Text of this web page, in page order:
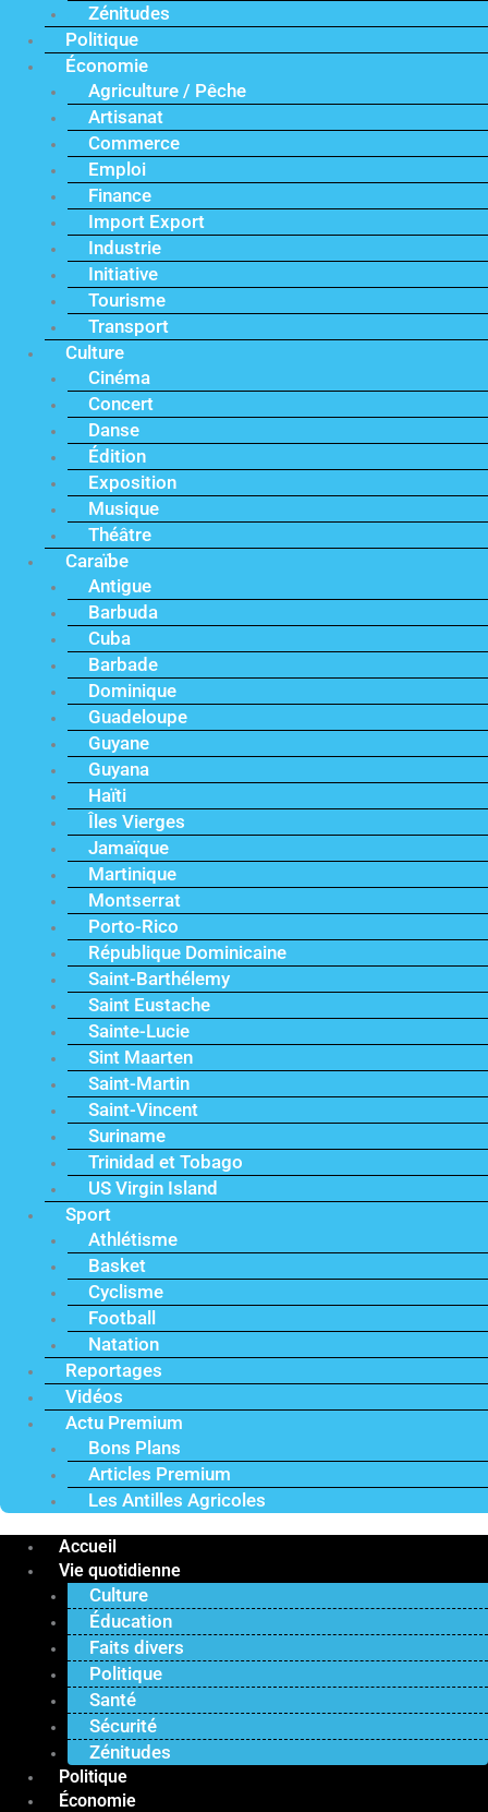
Zénitudes
Politique
Économie
Agriculture / Pêche
Artisanat
Commerce
Emploi
Finance
Import Export
Industrie
Initiative
Tourisme
Transport
Culture
Cinéma
Concert
Danse
Édition
Exposition
Musique
Théâtre
Caraïbe
Antigue
Barbuda
Cuba
Barbade
Dominique
Guadeloupe
Guyane
Guyana
Haïti
Îles Vierges
Jamaïque
Martinique
Montserrat
Porto-Rico
République Dominicaine
Saint-Barthélemy
Saint Eustache
Sainte-Lucie
Sint Maarten
Saint-Martin
Saint-Vincent
Suriname
Trinidad et Tobago
US Virgin Island
Sport
Athlétisme
Basket
Cyclisme
Football
Natation
Reportages
Vidéos
Actu Premium
Bons Plans
Articles Premium
Les Antilles Agricoles
Accueil
Vie quotidienne
Culture
Éducation
Faits divers
Politique
Santé
Sécurité
Zénitudes
Politique
Économie